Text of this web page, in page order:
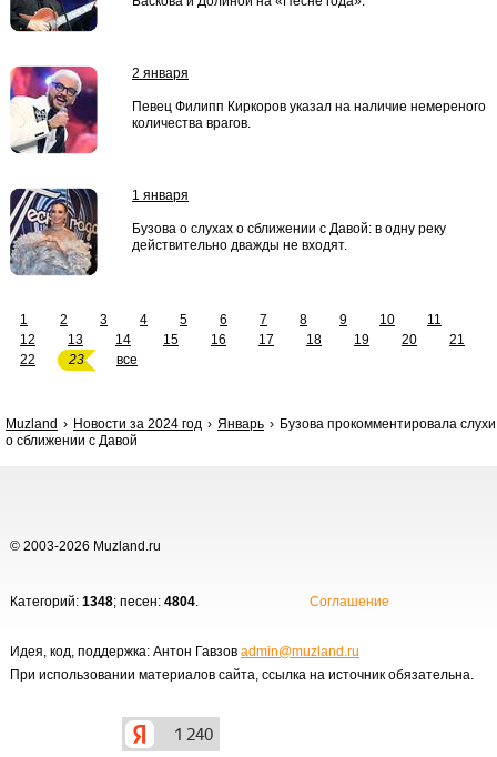
2 января
Певец Филипп Киркоров указал на наличие немереного
количества врагов.
1 января
Бузова о слухах о сближении с Давой: в одну реку
действительно дважды не входят.
1 2 3 4 5 6 7 8 9 10
11
12
13 14 15 16 17 18 19 20
21
22
23 все
Muzland Новости за 2024 год Январь
Бузова прокомментировала слухи
о сближении с Давой
© 2003-2026 Muzland.ru
Категорий: 1348; песен: 4804. Соглашение
Идея, код, поддержка: Антон Гавзов admin@muzland.ru
При использовании материалов сайта, ссылка на источник обязательна.